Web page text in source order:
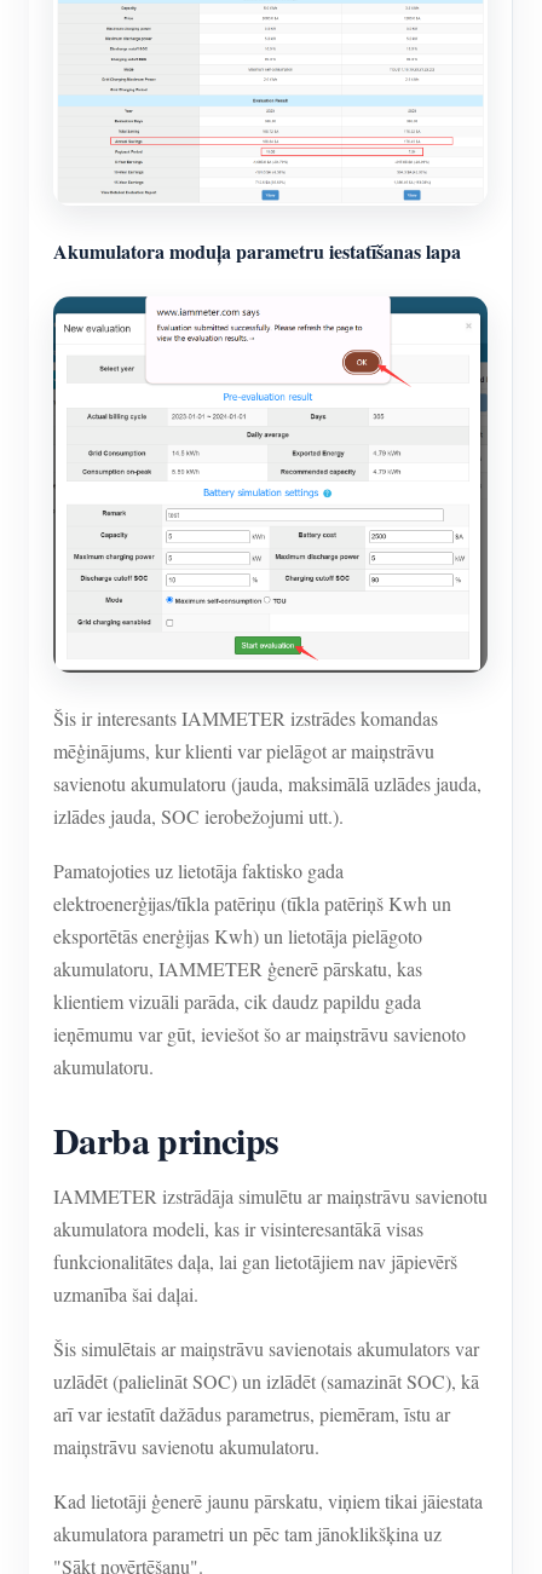
Akumulatora moduļa parametru iestatīšanas lapa
Šis ir interesants IAMMETER izstrādes komandas
mēģinājums, kur klienti var pielāgot ar maiņstrāvu
savienotu akumulatoru (jauda, maksimālā uzlādes jauda,
izlādes jauda, SOC ierobežojumi utt.).
Pamatojoties uz lietotāja faktisko gada
elektroenerģijas/tīkla patēriņu (tīkla patēriņš Kwh un
eksportētās enerģijas Kwh) un lietotāja pielāgoto
akumulatoru, IAMMETER ģenerē pārskatu, kas
klientiem vizuāli parāda, cik daudz papildu gada
ieņēmumu var gūt, ieviešot šo ar maiņstrāvu savienoto
akumulatoru.
Darba princips
IAMMETER izstrādāja simulētu ar maiņstrāvu savienotu
akumulatora modeli, kas ir visinteresantākā visas
funkcionalitātes daļa, lai gan lietotājiem nav jāpievērš
uzmanība šai daļai.
Šis simulētais ar maiņstrāvu savienotais akumulators var
uzlādēt (palielināt SOC) un izlādēt (samazināt SOC), kā
arī var iestatīt dažādus parametrus, piemēram, īstu ar
maiņstrāvu savienotu akumulatoru.
Kad lietotāji ģenerē jaunu pārskatu, viņiem tikai jāiestata
akumulatora parametri un pēc tam jānoklikšķina uz
"Sākt novērtēšanu".